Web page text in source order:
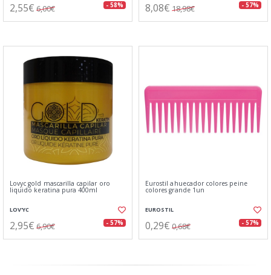
2,55€ 6,00€ - 58% 8,08€ 18,98€ - 57%
Lovyc gold mascarilla capilar oro
liquido keratina pura 400ml
LOV'YC
2,95€ 6,90€ - 57%
Eurostil ahuecador colores peine
colores grande 1un
EUROSTIL
0,29€ 0,68€ - 57%